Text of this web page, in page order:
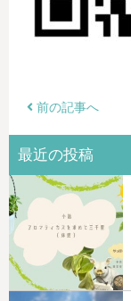
前の記事へ
最近の投稿